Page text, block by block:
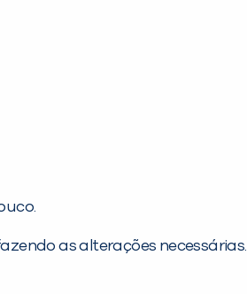
as alterações necessárias.